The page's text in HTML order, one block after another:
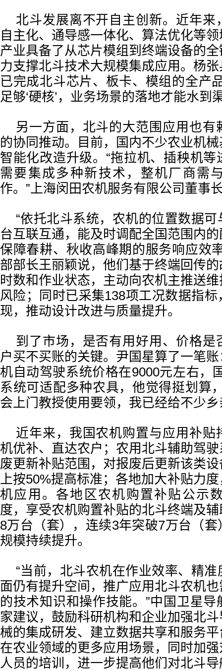
北斗发展离不开自主创新。近年来
自主化、通导感一体化、算法优化等
产业具备了从芯片模组到终端设备的
力支撑北斗技术大规模集成应用。杨
已完成北斗芯片、板卡、模组的全产
足够‘硬核’，业务场景的落地才能水到
另一方面，北斗的大范围应用也有
的协同推动。目前，国内不少农业机
智能化改造升级。“拖拉机、插秧机
需要集成多种新技术，整机厂商需
作。”上海闵田农机服务有限公司董事
“依托北斗系统，农机的位置数据
台互联互通，能及时调配全国范围内
保障春耕、秋收高峰期的服务响应效
部部长王丽颖说，他们基于终端回传
时数和作业状态，主动向农机主推送
风险；同时已采集138项工况数据指
现，推动设计改进与质量提升。
到了市场，是否有用好用、价格是
户买不买账的关键。尹国星算了一笔
机自动驾驶系统价格在9000元左右，
系统可适配多种农具，他觉得挺划算
会上门教授使用要领，我已经给不少乡
近年来，我国农机购置与应用补贴
机优补、直达农户；农用北斗辅助驾
废更新补贴范围，对报废后更新该类
上按50%提高标准；各地加大补贴力
机应用。各地区农机购置补贴公示
度，享受农机购置补贴的北斗终端及
8万台（套），连续3年突破7万台（
规模持续提升。
“当前，北斗农机在作业效率、精
面仍有提升空间，推广应用北斗农机
的技术知识和操作技能。”中国卫星
家建议，鼓励科研机构和企业加强北
械的集成研发、建立数据共享和服务
在农业领域的更多应用场景，同时加
人员的培训，进一步提高他们对北斗